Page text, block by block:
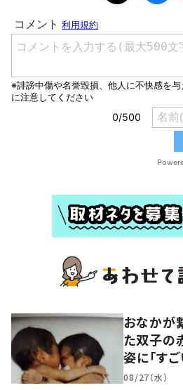
おなかが
た双子の
姿に「すご
います」
08/27（水）